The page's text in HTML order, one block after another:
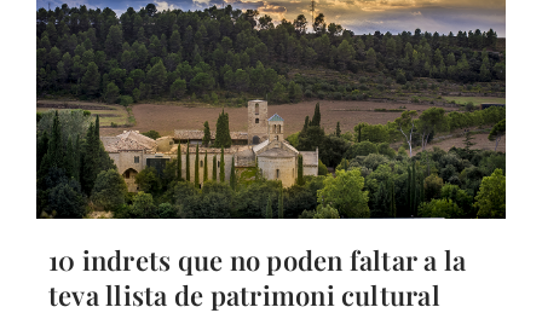
10 indrets que no poden faltar a la
teva llista de patrimoni cultural